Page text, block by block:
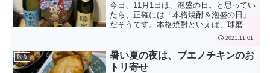
今日、11月1日は、泡盛の日。と思ってい
たら、正確には「本格焼酎＆泡盛の日」
だそうです。本格焼酎といえば、球磨焼
酎（米）、壱岐焼酎（麦）をはじめ、
か、原料の良き香りが生きた美味しい蒸
留酒です。瑞泉の古酒（く...
2021.11.01
飲食
暑い夏の夜は、ブエノチキンのお
トリ寄せ